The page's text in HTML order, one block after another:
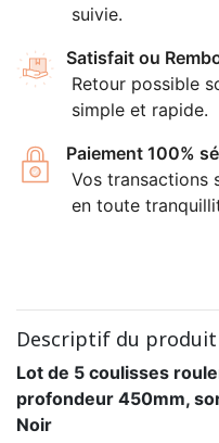
suivie.
Satisfait ou
Retour possible
simple et rapide.
Paiement 100%
Vos transactions
en toute
Descriptif du produit
Lot de 5 coulisses
profondeur 450mm,
Noir